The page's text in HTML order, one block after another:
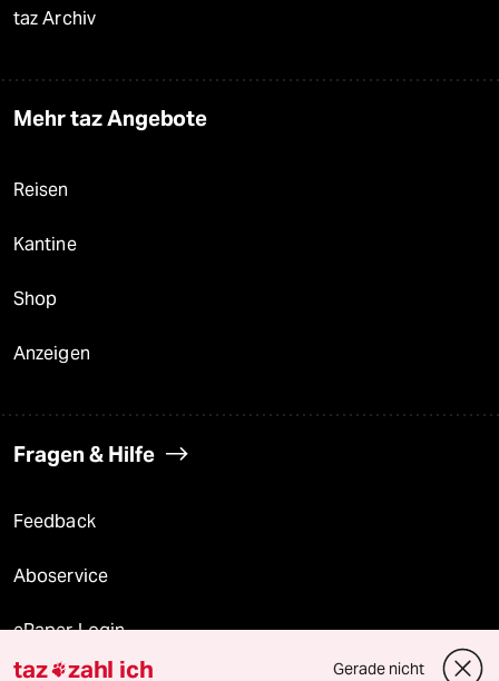
taz Archiv
Mehr taz Angebote
Reisen
Kantine
Shop
Anzeigen
Fragen & Hilfe
Feedback
Aboservice
ePaper Login
taz zahl ich Gerade nicht